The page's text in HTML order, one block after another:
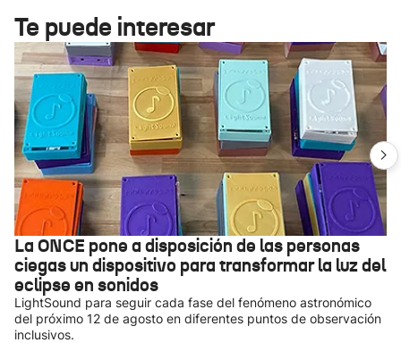
Te puede interesar
La ONCE pone a disposición de las personas
ciegas un dispositivo para transformar la luz del
eclipse en sonidos
LightSound para seguir cada fase del fenómeno astronómico
del próximo 12 de agosto en diferentes puntos de observación
inclusivos.